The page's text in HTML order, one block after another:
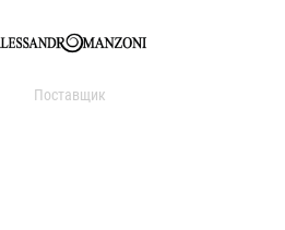
Поставщик